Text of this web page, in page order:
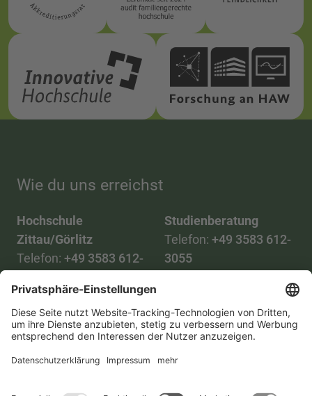
Wie du uns erreichst
Hochschule
Zittau/Görlitz
Telefon: +49 3583 612-
Mail:info(at)hszg.de
Studienberatung
Telefon: +49 3583 612-
3055
Mail:
stud.info(at)hszg.de